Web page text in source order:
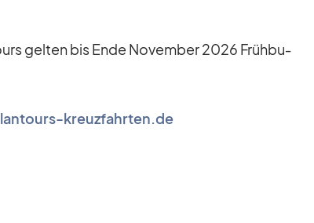
gel­ten bis Ende No­vem­ber 2026 Früh­bu­
kreuzfahrten.de